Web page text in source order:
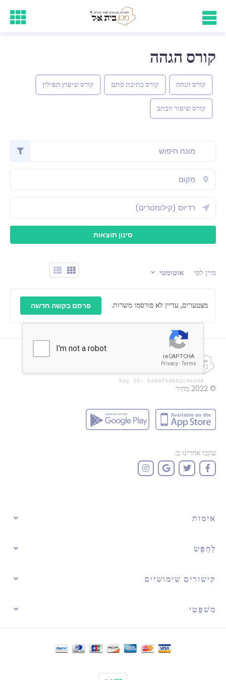
קורס הגהה
קורס הגהה קורס כתיבת סתם קורס שיפוץ תפילין
קורס שיפור הכתב
מיין לפי אוטומטי
מצטערים, עדיין לא פורסמו משרות. פרסם בקשה חדשה
© 2022 מְחִיר
עקבו אחרינו ב:
אימות
לְחַפֵּשׂ
קישורים שימושיים
מִשׁפָּטִי